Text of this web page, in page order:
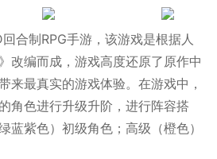
合制RPG手游，该游戏是根据人
改编而成，游戏高度还原了原作中
来最真实的游戏体验。在游戏中，
角色进行升级升阶，进行阵容搭
蓝紫色）初级角色；高级（橙色）